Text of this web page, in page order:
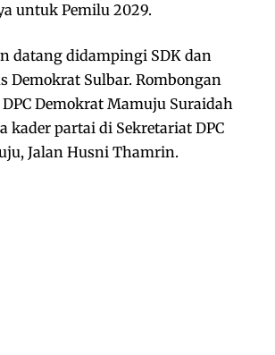
untuk Pemilu 2029.
datang didampingi SDK dan
Demokrat Sulbar. Rombongan
Demokrat Mamuju Suraidah
kader partai di Sekretariat DPC
Jalan Husni Thamrin.